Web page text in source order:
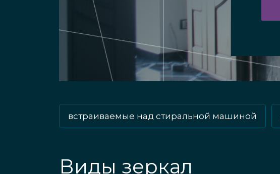
встраиваемые над стиральной машиной
Виды зеркал